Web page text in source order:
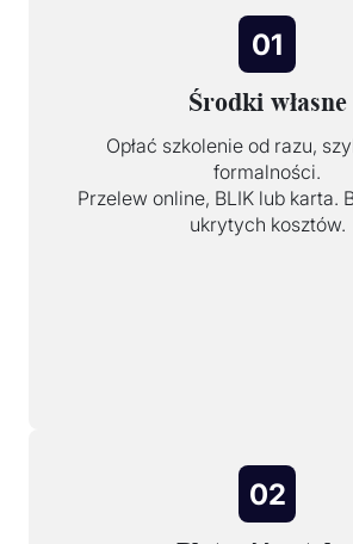
01
Środki własne
Opłać szkolenie od razu,
formalności.
Przelew online, BLIK lub karta.
ukrytych kosztów.
02